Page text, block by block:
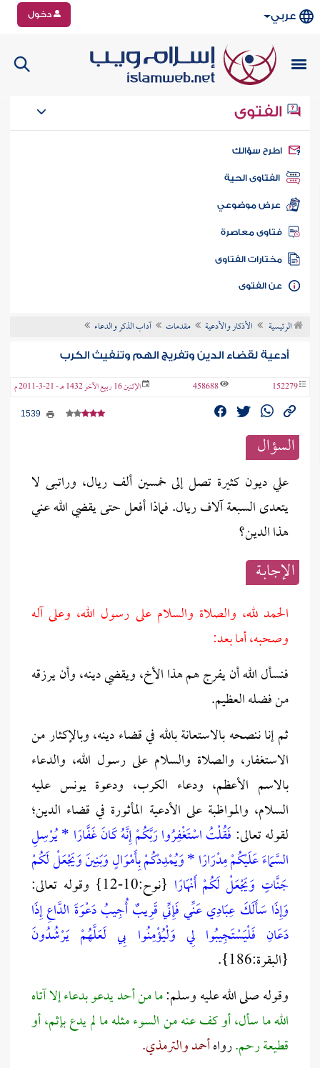
عربي دخول
الفتوى
سؤالك
الفتاوى الحية
عرض موضوعي
فتاوى معاصرة
مختارات الفتاوى
الفتوى
الرئيسية الأذكار والأدعية مقدمات آداب الذكر والدعاء
أدعية لقضاء الدين وتفريج الهم وتنفيث الكرب
152279
458688 الإثنين 16 ربيع الآخر 1432 هـ - 21-3-2011 م
السؤال
علي ديون كثيرة تصل إلى خمسين ألف ريال، وراتبى لا
يتعدى السبعة آلاف ريال. فماذا أفعل حتى يقضي الله عني
هذا الدين؟
الإجابــة
الحمد لله، والصلاة والسلام على رسول الله، وعلى آله
وصحبه، أما بعد:
فنسأل الله أن يفرج هم هذا الأخ، ويقضي دينه، وأن يرزقه
من فضله العظيم.
ثم إنا ننصحه بالاستعانة بالله في قضاء دينه، وبالإكثار من
الاستغفار، والصلاة والسلام على رسول الله، والدعاء
بالاسم الأعظم، ودعاء الكرب، ودعوة يونس عليه
السلام، والمواظبة على الأدعية المأثورة في قضاء الدين؛
لقوله تعالى: فَقُلْتُ اسْتَغْفِرُوا رَبَّكُمْ إِنَّهُ كَانَ غَفَّارًا * يُرْسِلِ
السَّمَاءَ عَلَيْكُمْ مِدْرَارًا * وَيُمْدِدْكُمْ بِأَمْوَالٍ وَبَنِينَ وَيَجْعَلْ لَكُمْ
جَنَّاتٍ وَيَجْعَلْ لَكُمْ أَنْهَارًا {نوح:10-12} وقوله تعالى:
وَإِذَا سَأَلَكَ عِبَادِي عَنِّي فَإِنِّي قَرِيبٌ أُجِيبُ دَعْوَةَ الدَّاعِ إِذَا
دَعَانِ فَلْيَسْتَجِيبُوا لِي وَلْيُؤْمِنُوا بِي لَعَلَّهُمْ يَرْشُدُونَ
{البقرة:186}.
وقوله صلى الله عليه وسلم:ما من أحد يدعو بدعاء إلا آتاه
الله ما سأل، أو كف عنه من السوء مثله ما لم يدع بإثم، أو
قطيعة رحم.رواهأحمد والترمذي.